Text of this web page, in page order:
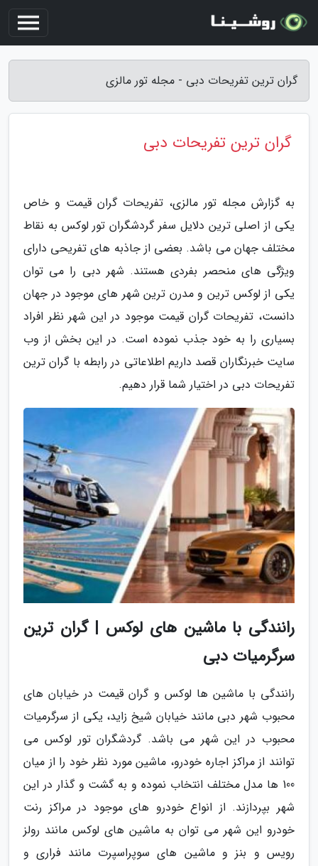
گران ترین تفریحات دبی - مجله تور مالزی
گران ترین تفریحات دبی
به گزارش مجله تور مالزی، تفریحات گران قیمت و خاص
یکی از اصلی ترین دلایل سفر گردشگران تور لوکس به نقاط
مختلف جهان می باشد. بعضی از جاذبه های تفریحی دارای
ویژگی های منحصر بفردی هستند. شهر دبی را می توان
یکی از لوکس ترین و مدرن ترین شهر های موجود در جهان
دانست، تفریحات گران قیمت موجود در این شهر نظر افراد
بسیاری را به خود جذب نموده است. در این بخش از وب
سایت خبرنگاران قصد داریم اطلاعاتی در رابطه با گران ترین
تفریحات دبی در اختیار شما قرار دهیم.
رانندگی با ماشین های لوکس | گران ترین
سرگرمیات دبی
رانندگی با ماشین ها لوکس و گران قیمت در خیابان های
محبوب شهر دبی مانند خیابان شیخ زاید، یکی از سرگرمیات
محبوب در این شهر می باشد. گردشگران تور لوکس می
توانند از مراکز اجاره خودرو، ماشین مورد نظر خود را از میان
100 ها مدل مختلف انتخاب نموده و به گشت و گذار در این
شهر بپردازند. از انواع خودرو های موجود در مراکز رنت
خودرو این شهر می توان به ماشین های لوکس مانند رولز
رویس و بنز و ماشین های سوپراسپرت مانند فراری و